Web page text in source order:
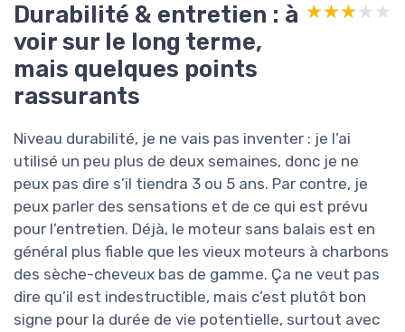
Durabilité & entretien : à
voir sur le long terme,
mais quelques points
rassurants
★★★★★
★★★★★
Niveau durabilité, je ne vais pas inventer : je l’ai
utilisé un peu plus de deux semaines, donc je ne
peux pas dire s’il tiendra 3 ou 5 ans. Par contre, je
peux parler des sensations et de ce qui est prévu
pour l’entretien. Déjà, le moteur sans balais est en
général plus fiable que les vieux moteurs à charbons
des sèche-cheveux bas de gamme. Ça ne veut pas
dire qu’il est indestructible, mais c’est plutôt bon
signe pour la durée de vie potentielle, surtout avec